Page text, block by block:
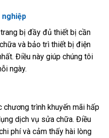
nghiệp
bị đầy đủ thiết bị cần
và bảo trì thiết bị điện
Điều này giúp chúng tôi
ngày.
trình khuyến mãi hấp
dịch vụ sửa chữa. Điều
phí và cảm thấy hài lòng